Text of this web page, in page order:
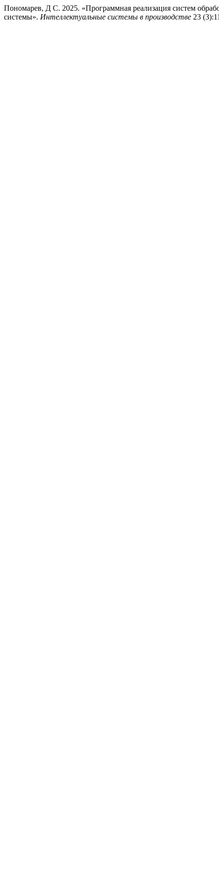
Пономарев, Д С. 2025. «Программная реализация систем
системы». Интеллектуальные системы в производстве 23